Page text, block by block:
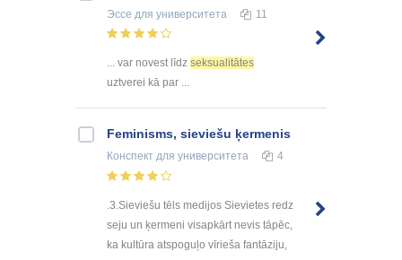
Эссе для университета 11
... var novest līdz seksualitātes
uztverei kā par ...
Feminisms, sieviešu ķermenis
Конспект для университета 4
.3.Sieviešu tēls medijos Sievietes redz
seju un ķermeni visapkārt nevis tāpēc,
ka kultūra atspoguļo vīrieša fantāziju,